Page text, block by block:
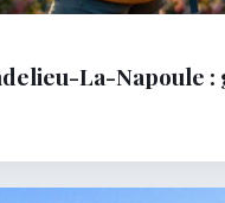
La-Napoule